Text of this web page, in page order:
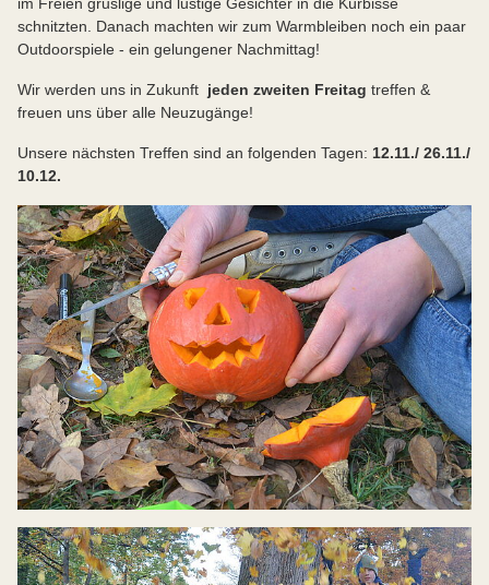
im Freien gruslige und lustige Gesichter in die Kürbisse
schnitzten. Danach machten wir zum Warmbleiben noch ein paar
Outdoorspiele - ein gelungener Nachmittag!
Wir werden uns in Zukunft jeden zweiten Freitag treffen &
freuen uns über alle Neuzugänge!
Unsere nächsten Treffen sind an folgenden Tagen: 12.11./ 26.11./
10.12.